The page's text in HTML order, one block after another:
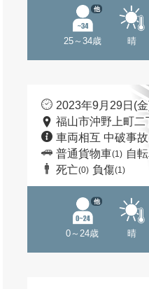
25～34歳
他
晴
2023年9月29日(
福山市沖野上町二
車両相互 中破事故
普通貨物車(1) 自
死亡(0) 負傷(1)
0～24歳
他
晴